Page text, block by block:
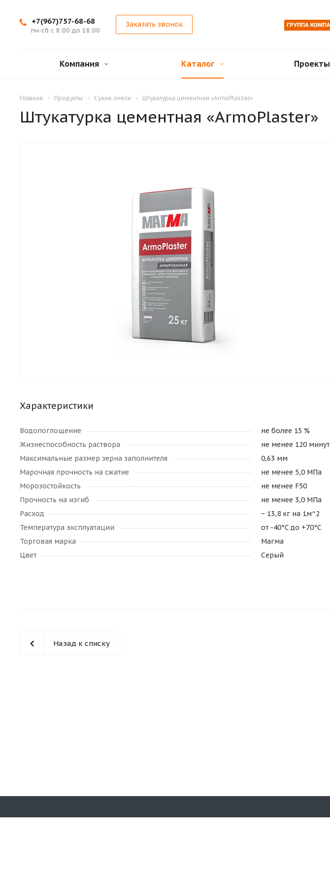
+7(967)757-68-68
пн-сб с 8:00 до 18:00
Заказать звонок
Компания Каталог Проекты
Главная Продукты Сухие смеси Штукатурка цементная «ArmoPlaster»
Штукатурка цементная «ArmoPlaster»
Характеристики
Водопоглощение
не более 15 %
Жизнеспособность раствора
не менее 120 минут
Максимальные размер зерна заполнителя
0,63 мм
Марочная прочность на сжатие
не менее 5,0 МПа
Морозостойкость
не менее F50
Прочность на изгиб
не менее 3,0 МПа
Расход
~ 13,8 кг на 1м^2
Температура эксплуатации
от -40°C до +70°C
Торговая марка
Магма
Цвет
Серый
Назад к списку